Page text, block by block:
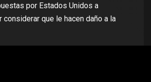
por Estados Unidos a
considerar que le hacen daño a la